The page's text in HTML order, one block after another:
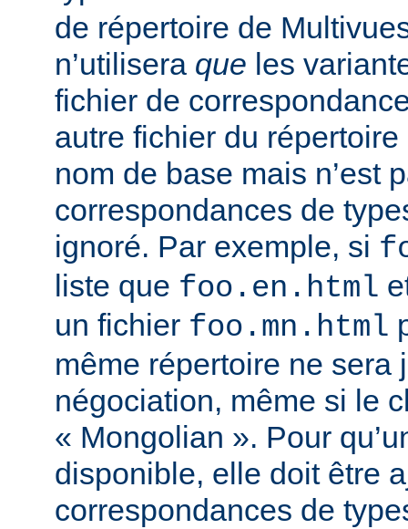
de répertoire de
n’utilisera que les
fichier de
autre fichier du
nom de base mais n’est
correspondances de
ignoré. Par exemple, si
liste que foo.en.html
un fichier foo.mn.html
même répertoire ne sera
négociation, même si le
« Mongolian ». Pour
disponible, elle doit être
correspondances de